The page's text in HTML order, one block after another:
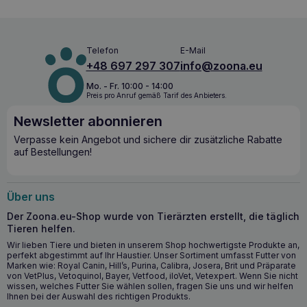
Ernährungsbedürfnisse von trächtigen und säugenden
Hündinnen. Alle tierischen Bestandteile des Futters stammen
von Truthahn und Kabeljau. Das Futter ist getreidefrei und
enthält keine Konservierungsstoffe. ZUTATEN: Pute
(Mägen, Fleisch, Leber) 39%, Kabeljau 26%, Kürbis 7,8%,
Rohfaser 0,4%, Rohasche 2,4%, Feuchtigkeit 81,9%,
Kalzium 0,41%, Phosphor 0,35%. Metabolisierbare Energie
(EM): 83 kcal/100 g. ZUSATZSTOFFE pro KG: Vitamine:
Vitamin E (3a700) 25 mg; Spurenelemente: Zink (3b605) 15
Hunde ist ein Alleinfuttermittel für ausgewachsene Hunde
Herstellung des Futters verwendet werden, stammen von
Pute und Kabeljau. Die Rezeptur ist getreidefrei und enthält
keine Konservierungsstoffe. ZUTATEN: Truthahn (Fleisch,
Herz, Muskelmagen, Leber) 39%, Kabeljau 26%, Kürbis
5,5%, Mineralstoffe, Lachsöl. ZUSAMMENSETZUNG:
Rohprotein 10,3%, Rohfett 4,9%, Rohfaser 0,4%, Rohasche
2,4%, Feuchtigkeit 82%, Kalzium 0,41%, Phosphor 0,35%.
Telefon
+48 697 297 307
E-Mail
info@zoona.eu
Mo. - Fr. 10:00 - 14:00
Preis pro Anruf gemäß Tarif des Anbieters.
Newsletter abonnieren
Verpasse kein Angebot und sichere dir zusätzliche Rabatte
auf Bestellungen!
Über uns
Der Zoona.eu-Shop wurde von Tierärzten erstellt, die täglich
Tieren helfen.
Wir lieben Tiere und bieten in unserem Shop hochwertigste Produkte an,
perfekt abgestimmt auf Ihr Haustier. Unser Sortiment umfasst Futter von
Marken wie: Royal Canin, Hill’s, Purina, Calibra, Josera, Brit und Präparate
von VetPlus, Vetoquinol, Bayer, Vetfood, iloVet, Vetexpert. Wenn Sie nicht
wissen, welches Futter Sie wählen sollen, fragen Sie uns und wir helfen
Ihnen bei der Auswahl des richtigen Produkts.